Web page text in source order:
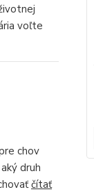
voľte
chov
druh
čítať